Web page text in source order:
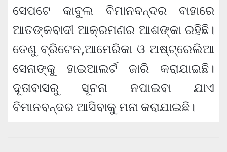
ସେପଟେ କାବୁଲ ବିମାନବନ୍ଦର ବାହାରେ
ଆତଙ୍କବାଦୀ ଆକ୍ରମଣର ଆଶଙ୍କା ରହିଛି।
ତେଣୁ ବ୍ରିଟେନ,ଆମେରିକା ଓ ଅଷ୍ଟ୍ରେଲିଆ
ସେନାଙ୍କୁ ହାଇଆଲର୍ଟ ଜାରି କରାଯାଇଛି।
ଦୂତାବାସରୁ ସୂଚନା ନପାଇବା ଯାଏ
ବିମାନବନ୍ଦର ଆସିବାକୁ ମନା କରାଯାଇଛି।